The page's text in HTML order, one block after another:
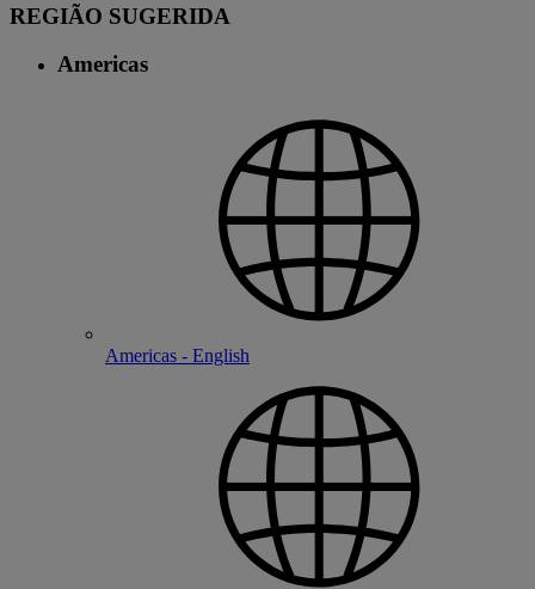
REGIÃO SUGERIDA
Americas
Americas - English